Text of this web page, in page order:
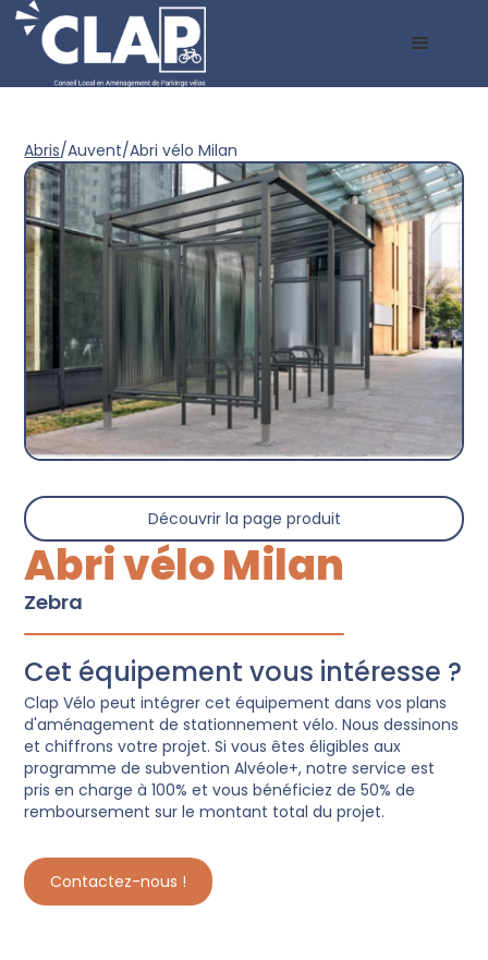
Abris/Auvent/Abri vélo Milan
Découvrir la page produit
Abri vélo Milan
Zebra
Cet équipement vous intéresse ?
Clap Vélo peut intégrer cet équipement dans vos plans
d'aménagement de stationnement vélo. Nous dessinons
et chiffrons votre projet. Si vous êtes éligibles aux
programme de subvention Alvéole+, notre service est
pris en charge à 100% et vous bénéficiez de 50% de
remboursement sur le montant total du projet.
Contactez-nous !